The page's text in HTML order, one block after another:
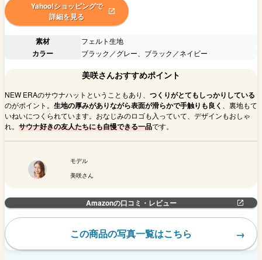
Yahoo!ショッピングで
詳細を見る
素材 フェルト生地
カラー ブラック／グレー、ブラック／ネイビー
美咲さんおすすめポイント
NEW ERAのサウナハットということもあり、 つくりがとてもしっかりしている
のがポイント。 生地の厚みがありながら表面が滑らかで手触りも良く
、裏地もて
いねいにつくられています。おなじみのロゴも入っていて、デザインもおしゃ
れ。 サウナ好きの友人たちにも自慢できる一品です。
モデル
美咲さん
Amazonの口コミ・レビュー
この商品の写真一覧はこちら